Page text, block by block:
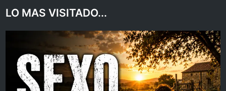
LO MAS VISITADO...